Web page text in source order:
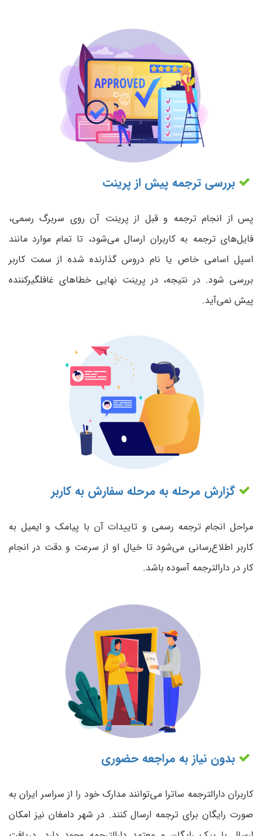
بررسی ترجمه پیش از پرینت
پس از انجام ترجمه و قبل از پرینت آن روی سربرگ رسمی،
فایل‌های ترجمه به کاربران ارسال می‌شود، تا تمام موارد مانند
اسپل اسامی خاص یا نام دروس گذارنده شده از سمت کاربر
بررسی شود. در نتیجه، در پرینت نهایی خطاهای غافلگیرکننده
پیش نمی‌آید.
گزارش مرحله به مرحله سفارش به کاربر
مراحل انجام ترجمه رسمی و تاییدات آن با پیامک و ایمیل به
کاربر اطلاع‌رسانی می‌شود تا خیال او از سرعت و دقت در انجام
کار در دارالترجمه آسوده باشد.
بدون نیاز به مراجعه حضوری
کاربران دارالترجمه ساترا می‌توانند مدارک خود را از سراسر ایران به
صورت رایگان برای ترجمه ارسال کنند. در شهر دامغان نیز امکان